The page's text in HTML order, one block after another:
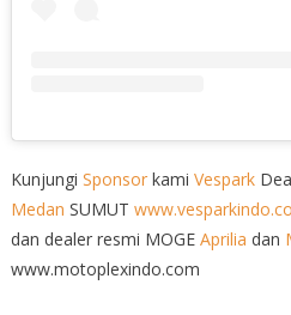
Kunjungi Sponsorkami Vespark
Medan SUMUT
dan dealer resmi MOGE Aprilia dan
www.motoplexindo.com